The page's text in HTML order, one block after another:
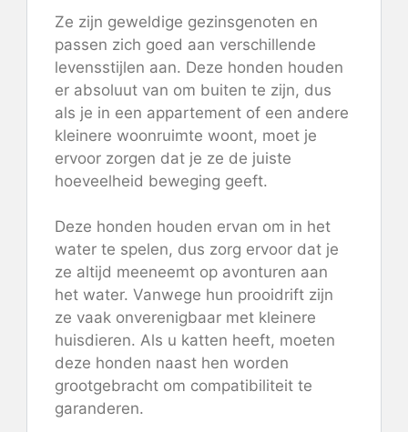
Ze zijn geweldige gezinsgenoten en
passen zich goed aan verschillende
levensstijlen aan. Deze honden houden
er absoluut van om buiten te zijn, dus
als je in een appartement of een andere
kleinere woonruimte woont, moet je
ervoor zorgen dat je ze de juiste
hoeveelheid beweging geeft.
Deze honden houden ervan om in het
water te spelen, dus zorg ervoor dat je
ze altijd meeneemt op avonturen aan
het water. Vanwege hun prooidrift zijn
ze vaak onverenigbaar met kleinere
huisdieren. Als u katten heeft, moeten
deze honden naast hen worden
grootgebracht om compatibiliteit te
garanderen.